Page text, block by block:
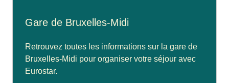
Gare de Bruxelles-Midi
Retrouvez toutes les informations sur la gare de
Bruxelles-Midi pour organiser votre séjour avec
Eurostar.